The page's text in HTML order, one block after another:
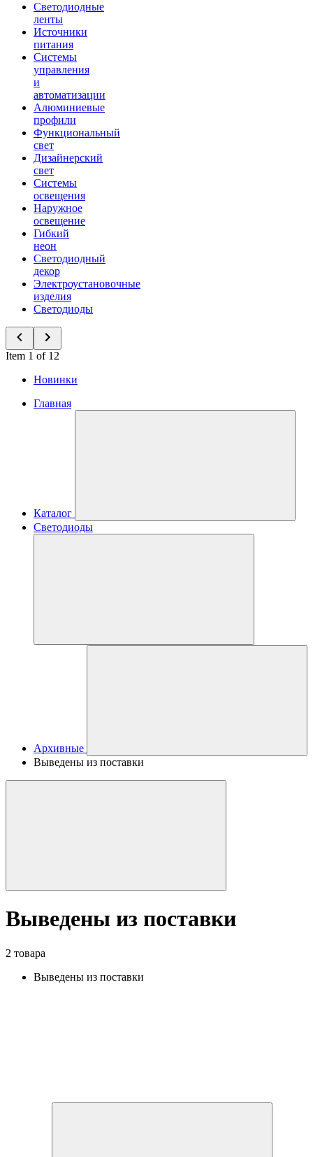
Светодиодные
ленты
Источники
питания
Системы
управления
и
автоматизации
Алюминиевые
профили
Функциональный
свет
Дизайнерский
свет
Системы
освещения
Наружное
освещение
Гибкий
неон
Светодиодный
декор
Электроустановочные
изделия
Светодиоды
Item 1 of 12
Новинки
Главная
Каталог
Светодиоды
Архивные
Выведены из поставки
Выведены из поставки
2 товара
Выведены из поставки